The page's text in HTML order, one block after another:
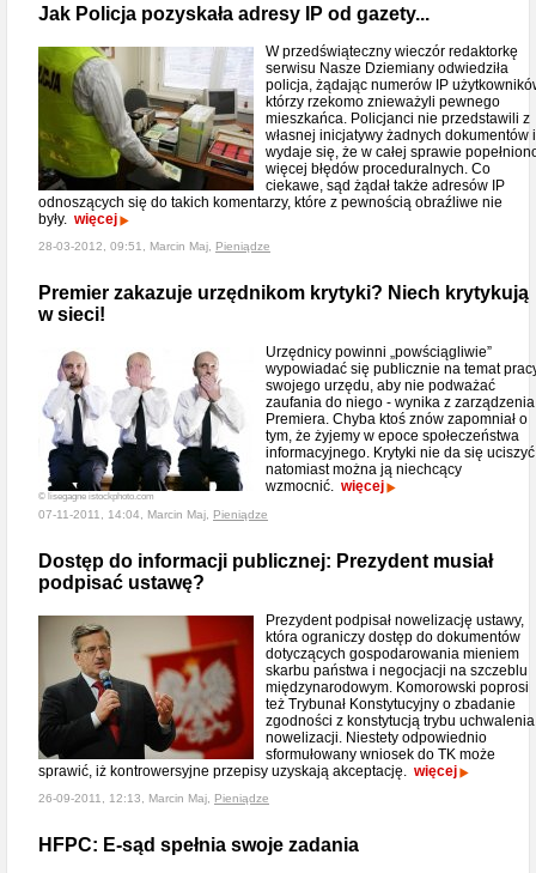
Jak Policja pozyskała adresy IP od gazety...
W przedświąteczny wieczór redaktorkę
serwisu Nasze Dziemiany odwiedziła
policja, żądając numerów IP
którzy rzekomo znieważyli pewnego
mieszkańca. Policjanci nie przedstawili z
własnej inicjatywy żadnych dokumentów i
wydaje się, że w całej sprawie
więcej błędów proceduralnych. Co
ciekawe, sąd żądał także adresów IP
odnoszących się do takich komentarzy, które z pewnością obraźliwe nie
były. więcej
28-03-2012, 09:51, Marcin Maj, Pieniądze
Premier zakazuje urzędnikom krytyki? Niech krytykują
w sieci!
© lisegagne istockphoto.com
Urzędnicy powinni „powściągliwie”
wypowiadać się publicznie na temat
swojego urzędu, aby nie podważać
zaufania do niego - wynika z zarządzenia
Premiera. Chyba ktoś znów zapomniał o
tym, że żyjemy w epoce społeczeństwa
informacyjnego. Krytyki nie da się
natomiast można ją niechcący
wzmocnić. więcej
07-11-2011, 14:04, Marcin Maj, Pieniądze
Dostęp do informacji publicznej: Prezydent musiał
podpisać ustawę?
Prezydent podpisał nowelizację ustawy,
która ograniczy dostęp do dokumentów
dotyczących gospodarowania mieniem
skarbu państwa i negocjacji na szczeblu
międzynarodowym. Komorowski poprosi
też Trybunał Konstytucyjny o zbadanie
zgodności z konstytucją trybu uchwalenia
nowelizacji. Niestety odpowiednio
sformułowany wniosek do TK może
sprawić, iż kontrowersyjne przepisy uzyskają akceptację. więcej
26-09-2011, 12:13, Marcin Maj, Pieniądze
HFPC: E-sąd spełnia swoje zadania